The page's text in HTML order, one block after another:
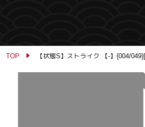
TOP 【状態S】ストライク 【-】{004/